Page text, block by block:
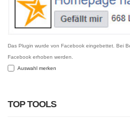
Das Plugin wurde von Facebook eingebettet. Bei
Facebook erhoben werden.
Auswahl merken
TOP TOOLS